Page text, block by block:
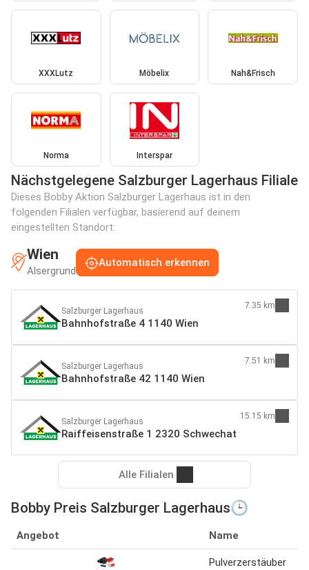
XXXLutz Möbelix Nah&Frisch
Norma Interspar
Nächstgelegene Salzburger Lagerhaus Filiale
Dieses Bobby Aktion Salzburger Lagerhaus ist in den
folgenden Filialen verfügbar, basierend auf deinem
eingestellten Standort:
Wien
Alsergrund
Automatisch erkennen
Salzburger Lagerhaus
Bahnhofstraße 4 1140 Wien
7.35 km
Salzburger Lagerhaus
Bahnhofstraße 42 1140 Wien
7.51 km
Salzburger Lagerhaus
Raiffeisenstraße 1 2320 Schwechat
15.15 km
Alle Filialen
Bobby Preis Salzburger Lagerhaus🕒
Angebot Name
Pulverzerstäuber